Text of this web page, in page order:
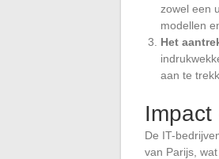
zowel een
modellen
Het
aan te
De IT-
van Parijs,